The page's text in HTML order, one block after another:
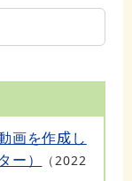
画を作成し
ー）
2022